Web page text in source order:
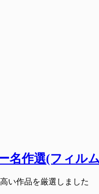
名作選(フィル
い作品を厳選しました